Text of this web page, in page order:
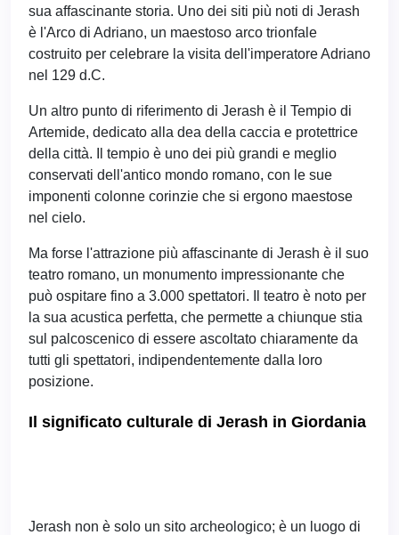
sua affascinante storia. Uno dei siti più noti di Jerash
è l'Arco di Adriano, un maestoso arco trionfale
costruito per celebrare la visita dell'imperatore Adriano
nel 129 d.C.
Un altro punto di riferimento di Jerash è il Tempio di
Artemide, dedicato alla dea della caccia e protettrice
della città. Il tempio è uno dei più grandi e meglio
conservati dell'antico mondo romano, con le sue
imponenti colonne corinzie che si ergono maestose
nel cielo.
Ma forse l'attrazione più affascinante di Jerash è il suo
teatro romano, un monumento impressionante che
può ospitare fino a 3.000 spettatori. Il teatro è noto per
la sua acustica perfetta, che permette a chiunque stia
sul palcoscenico di essere ascoltato chiaramente da
tutti gli spettatori, indipendentemente dalla loro
posizione.
Il significato culturale di Jerash in Giordania
Jerash non è solo un sito archeologico; è un luogo di